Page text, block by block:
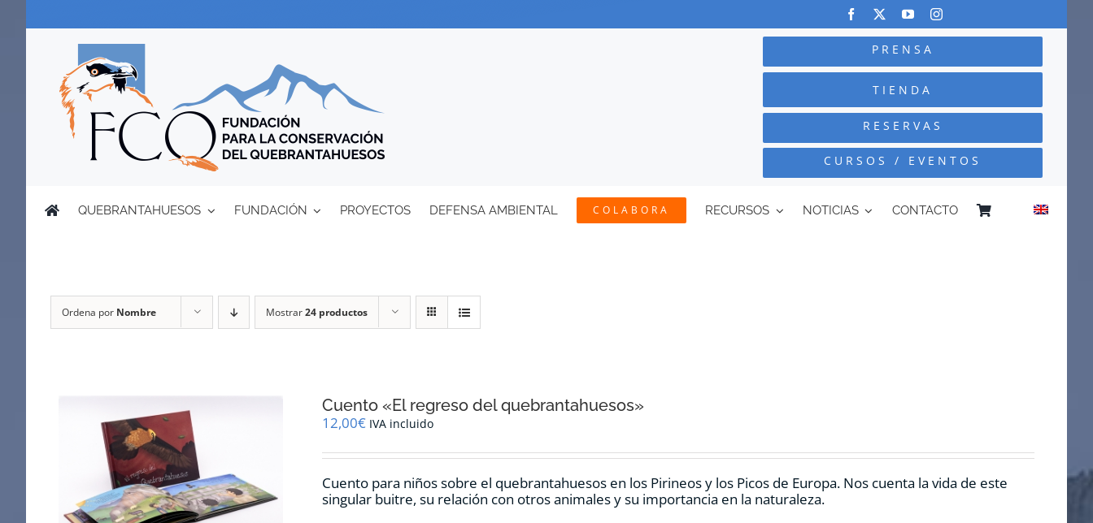
PRENSA
TIENDA
RESERVAS
CURSOS / EVENTOS
QUEBRANTAHUESOS FUNDACIÓN PROYECTOS DEFENSA AMBIENTAL COLABORA RECURSOS NOTICIAS CONTACTO
Ordena por Nombre Mostrar24 productos
Cuento «El regreso del quebrantahuesos»
12,00€ IVA incluido
Cuento para niños sobre el quebrantahuesos en los Pirineos y los Picos de Europa. Nos cuenta la vida de este
singular buitre, su relación con otros animales y su importancia en la naturaleza.